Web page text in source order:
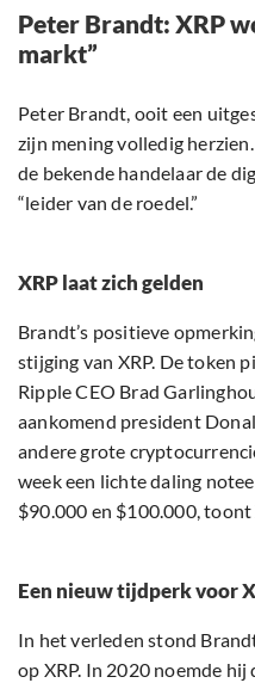
Peter Brandt: XRP
markt”
Peter Brandt, ooit een
zijn mening volledig
de bekende handelaar de
“leider van de roedel.”
XRP laat zich gelden
Brandt’s positieve
stijging van XRP. De token
Ripple CEO Brad
aankomend president
andere grote
week een lichte daling
$90.000 en $100.000,
Een nieuw tijdperk voor
In het verleden stond
op XRP. In 2020 noemde hij